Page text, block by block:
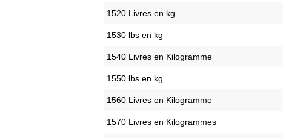
1520 Livres en kg
1530 lbs en kg
1540 Livres en Kilogramme
1550 lbs en kg
1560 Livres en Kilogramme
1570 Livres en Kilogrammes